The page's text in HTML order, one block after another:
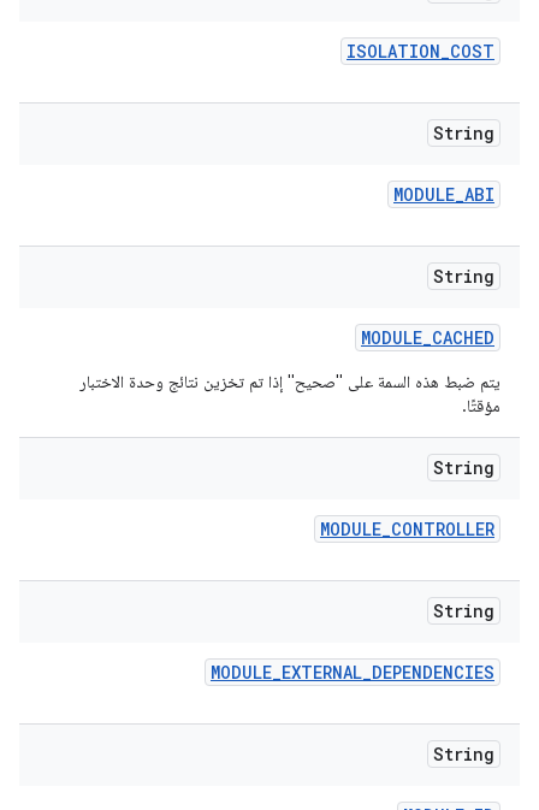
ISOLATION_COST
String
MODULE_ABI
String
MODULE_CACHED
يتم ضبط هذه السمة على "صحيح" إذا تم تخزين نتائج وحدة الاختبار
مؤقتًا.
String
MODULE_CONTROLLER
String
MODULE_EXTERNAL_DEPENDENCIES
String